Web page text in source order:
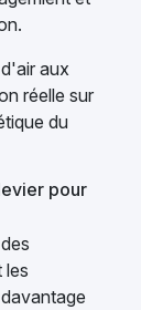
aux
réelle sur
du
pour
les